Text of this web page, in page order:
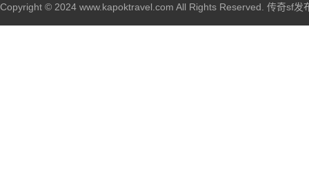
Copyright © 2024 www.kapoktravel.com All Rights Reserved. 传奇sf发